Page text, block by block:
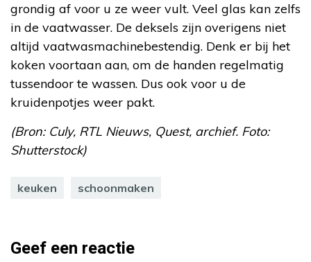
grondig af voor u ze weer vult. Veel glas kan zelfs
in de vaatwasser. De deksels zijn overigens niet
altijd vaatwasmachinebestendig. Denk er bij het
koken voortaan aan, om de handen regelmatig
tussendoor te wassen. Dus ook voor u de
kruidenpotjes weer pakt.
(Bron: Culy, RTL Nieuws, Quest, archief. Foto:
Shutterstock)
keuken schoonmaken
Geef een reactie